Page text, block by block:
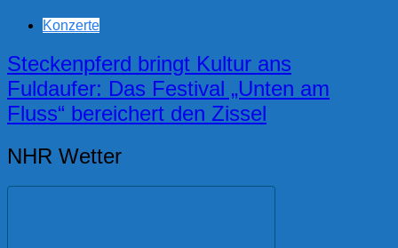
Konzerte
Steckenpferd bringt Kultur ans
Fuldaufer: Das Festival „Unten am
Fluss“ bereichert den Zissel
NHR Wetter